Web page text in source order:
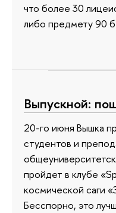
что более 30
либо предмету 90
Выпускной:
20-го июня Вышка
студентов и
пройдет в клубе
космической саги
Бесспорно, это